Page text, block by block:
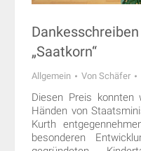
„Saatkorn“
Allgemein Von Schäfer
Diesen Preis
Händen von
Kurth
besonderen